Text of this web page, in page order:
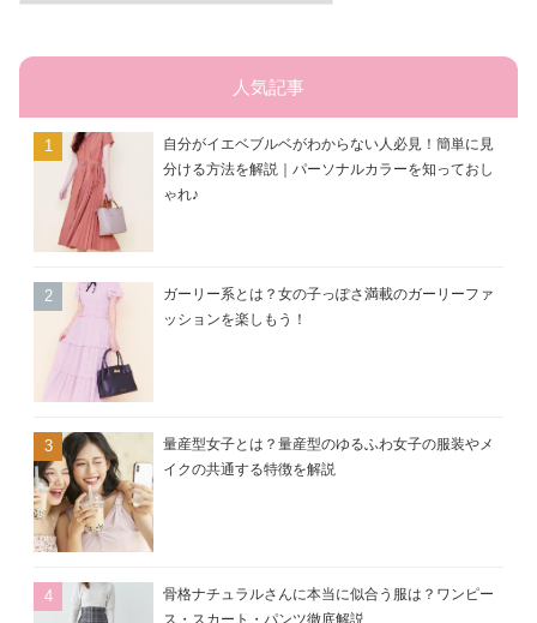
リ
人気記事
自分がイエベブルベがわからない人必見！簡単に見
分ける方法を解説｜パーソナルカラーを知っておし
ゃれ♪
ガーリー系とは？女の子っぽさ満載のガーリーファ
ッションを楽しもう！
量産型女子とは？量産型のゆるふわ女子の服装やメ
イクの共通する特徴を解説
骨格ナチュラルさんに本当に似合う服は？ワンピー